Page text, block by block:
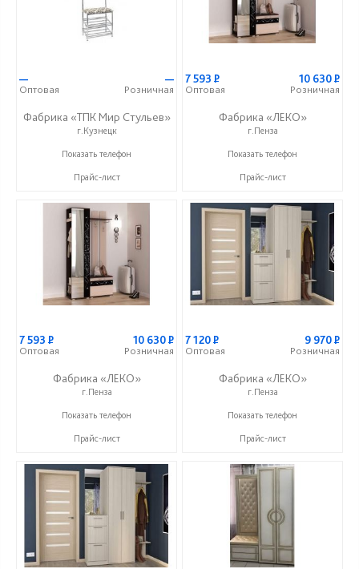
—
Оптовая
—
Розничная
Фабрика «ТПК Мир Стульев»
г.Кузнецк
8 (927) 648-00-04
Показать телефон
Прайс-лист
7 593 Р
Оптовая
10 630Р
Розничная
Фабрика «ЛЕКО»
г.Пенза
+7 (800) 222-93-90
Показать телефон
Прайс-лист
7 593 Р
Оптовая
10 630Р
Розничная
Фабрика «ЛЕКО»
г.Пенза
+7 (800) 222-93-90
Показать телефон
Прайс-лист
7 120Р
Оптовая
9 970Р
Розничная
Фабрика «ЛЕКО»
г.Пенза
+7 (800) 222-93-90
Показать телефон
Прайс-лист